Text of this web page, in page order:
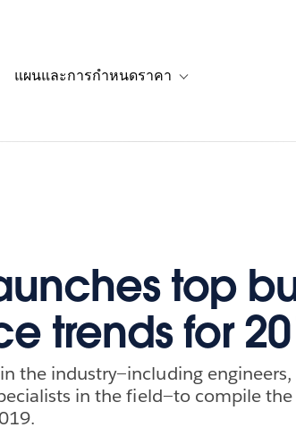
ค้าโซลูชัน
แผนและการกำหนดราคา
top
trends for
the industry—including
in the field—to compile